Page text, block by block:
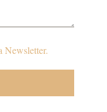
Newsletter.